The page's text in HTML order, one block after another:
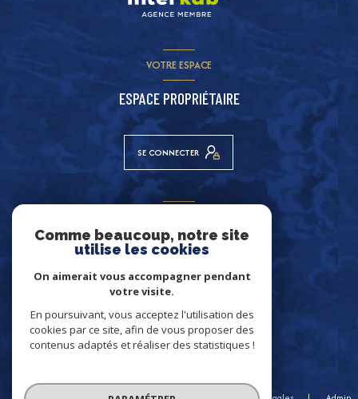
VOTRE ESPACE
ESPACE PROPRIÉTAIRE
SE CONNECTER
NOUS ADHÉRONS
Comme beaucoup, notre site
utilise les cookies
On aimerait vous accompagner pendant
votre visite.
En poursuivant, vous acceptez l'utilisation des
cookies par ce site, afin de vous proposer des
contenus adaptés et réaliser des statistiques !